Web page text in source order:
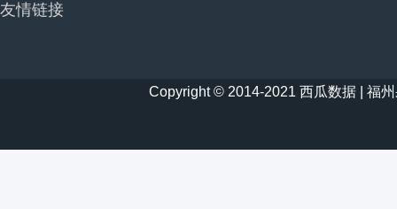
友情链接
Copyright © 2014-2021 西瓜数据 | 福